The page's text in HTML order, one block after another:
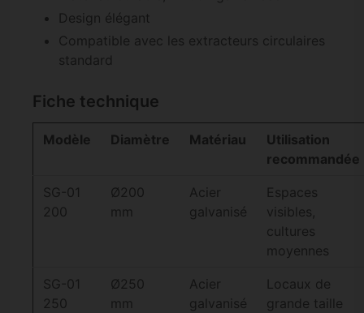
Design élégant
Compatible avec les extracteurs circulaires
standard
Fiche technique
Modèle Diamètre Matériau
Utilisation
recommandée
SG-01
200
Ø200
mm
Acier
galvanisé
Espaces
visibles,
cultures
moyennes
SG-01
250
Ø250
mm
Acier
galvanisé
Locaux de
grande taille